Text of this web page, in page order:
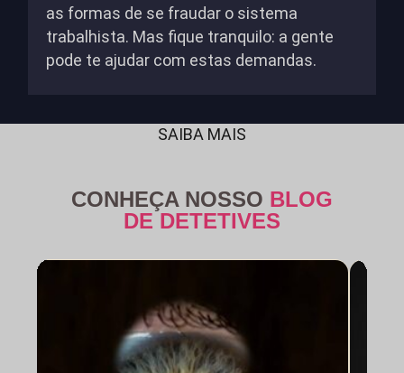
as formas de se fraudar o sistema
trabalhista. Mas fique tranquilo: a gente
pode te ajudar com estas demandas.
SAIBA MAIS
CONHEÇA NOSSO BLOG
DE DETETIVES